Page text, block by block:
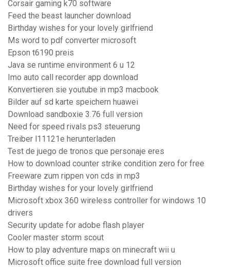
Corsair gaming k70 software
Feed the beast launcher download
Birthday wishes for your lovely girlfriend
Ms word to pdf converter microsoft
Epson t6190 preis
Java se runtime environment 6 u 12
Imo auto call recorder app download
Konvertieren sie youtube in mp3 macbook
Bilder auf sd karte speichern huawei
Download sandboxie 3.76 full version
Need for speed rivals ps3 steuerung
Treiber l11121e herunterladen
Test de juego de tronos que personaje eres
How to download counter strike condition zero for free
Freeware zum rippen von cds in mp3
Birthday wishes for your lovely girlfriend
Microsoft xbox 360 wireless controller for windows 10
drivers
Security update for adobe flash player
Cooler master storm scout
How to play adventure maps on minecraft wii u
Microsoft office suite free download full version